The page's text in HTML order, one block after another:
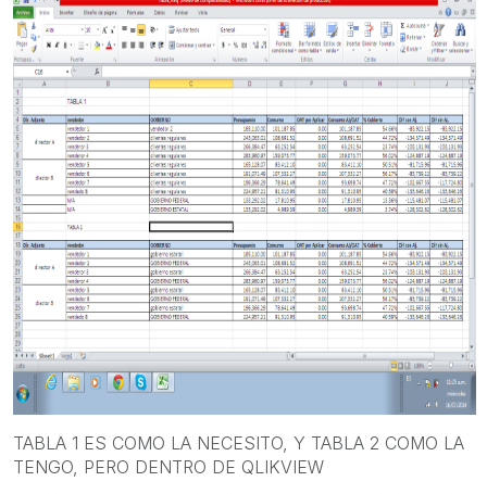
TABLA 1 ES COMO LA NECESITO, Y TABLA 2 COMO LA
TENGO, PERO DENTRO DE QLIKVIEW